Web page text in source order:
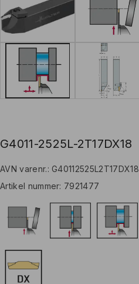
G4011-2525L-2T17DX18
AVN varenr.: G40112525L2T17DX18
Artikel nummer: 7921477